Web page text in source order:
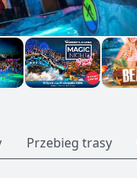
Przebieg trasy